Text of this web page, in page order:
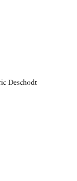
Deschodt